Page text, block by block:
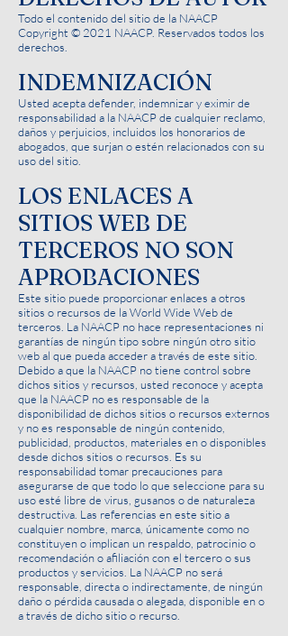
Todo el contenido del sitio de la NAACP
Copyright © 2021 NAACP. Reservados todos los
derechos.
INDEMNIZACIÓN
Usted acepta defender, indemnizar y eximir de
responsabilidad a la NAACP de cualquier reclamo,
daños y perjuicios, incluidos los honorarios de
abogados, que surjan o estén relacionados con su
uso del sitio.
LOS ENLACES A
SITIOS WEB DE
TERCEROS NO SON
APROBACIONES
Este sitio puede proporcionar enlaces a otros
sitios o recursos de la World Wide Web de
terceros. La NAACP no hace representaciones ni
garantías de ningún tipo sobre ningún otro sitio
web al que pueda acceder a través de este sitio.
Debido a que la NAACP no tiene control sobre
dichos sitios y recursos, usted reconoce y acepta
que la NAACP no es responsable de la
disponibilidad de dichos sitios o recursos externos
y no es responsable de ningún contenido,
publicidad, productos, materiales en o disponibles
desde dichos sitios o recursos. Es su
responsabilidad tomar precauciones para
asegurarse de que todo lo que seleccione para su
uso esté libre de virus, gusanos o de naturaleza
destructiva. Las referencias en este sitio a
cualquier nombre, marca, únicamente como no
constituyen o implican un respaldo, patrocinio o
recomendación o afiliación con el tercero o sus
productos y servicios. La NAACP no será
responsable, directa o indirectamente, de ningún
daño o pérdida causada o alegada, disponible en o
a través de dicho sitio o recurso.